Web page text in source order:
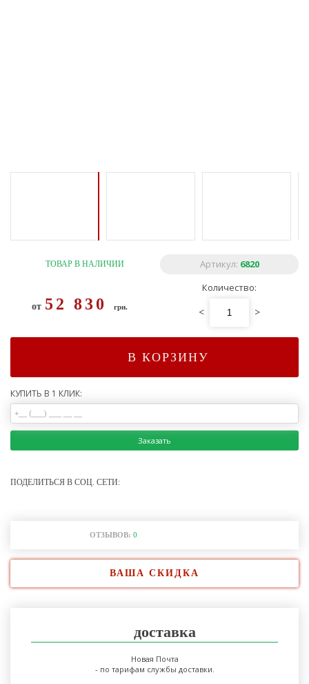
ТОВАР В НАЛИЧИИ Артикул: 6820
от 52 830 грн.
Количество:
< >
В КОРЗИНУ
КУПИТЬ В 1 КЛИК:
Заказать
ПОДЕЛИТЬСЯ В СОЦ. СЕТИ:
ОТЗЫВОВ: 0
ВАША СКИДКА
доставка
Новая Почта
- по тарифам службы доставки.